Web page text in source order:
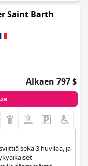
Saint Barth
Alkaen 797 $
sekä 3 huvilaa, ja